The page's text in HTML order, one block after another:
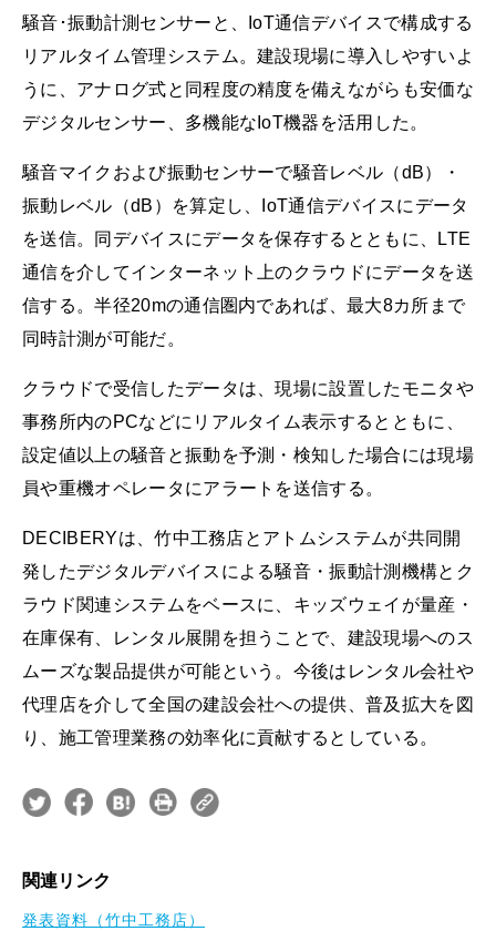
騒音･振動計測センサーと、IoT通信デバイスで構成する
リアルタイム管理システム。建設現場に導入しやすいよ
うに、アナログ式と同程度の精度を備えながらも安価な
デジタルセンサー、多機能なIoT機器を活用した。
騒音マイクおよび振動センサーで騒音レベル（dB）・
振動レベル（dB）を算定し、IoT通信デバイスにデータ
を送信。同デバイスにデータを保存するとともに、LTE
通信を介してインターネット上のクラウドにデータを送
信する。半径20mの通信圏内であれば、最大8カ所まで
同時計測が可能だ。
クラウドで受信したデータは、現場に設置したモニタや
事務所内のPCなどにリアルタイム表示するとともに、
設定値以上の騒音と振動を予測・検知した場合には現場
員や重機オペレータにアラートを送信する。
DECIBERYは、竹中工務店とアトムシステムが共同開
発したデジタルデバイスによる騒音・振動計測機構とク
ラウド関連システムをベースに、キッズウェイが量産・
在庫保有、レンタル展開を担うことで、建設現場へのス
ムーズな製品提供が可能という。今後はレンタル会社や
代理店を介して全国の建設会社への提供、普及拡大を図
り、施工管理業務の効率化に貢献するとしている。
関連リンク
発表資料（竹中工務店）